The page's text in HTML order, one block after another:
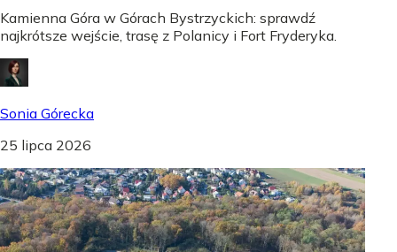
Kamienna Góra w Górach Bystrzyckich: sprawdź
najkrótsze wejście, trasę z Polanicy i Fort Fryderyka.
Sonia Górecka
25 lipca 2026